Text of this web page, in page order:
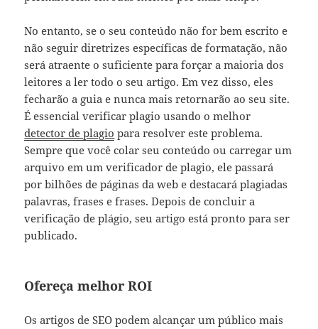
No entanto, se o seu conteúdo não for bem escrito e
não seguir diretrizes específicas de formatação, não
será atraente o suficiente para forçar a maioria dos
leitores a ler todo o seu artigo. Em vez disso, eles
fecharão a guia e nunca mais retornarão ao seu site.
É essencial verificar plagio usando o melhor
detector de plagio para resolver este problema.
Sempre que você colar seu conteúdo ou carregar um
arquivo em um verificador de plagio, ele passará
por bilhões de páginas da web e destacará plagiadas
palavras, frases e frases. Depois de concluir a
verificação de plágio, seu artigo está pronto para ser
publicado.
Ofereça melhor ROI
Os artigos de SEO podem alcançar um público mais